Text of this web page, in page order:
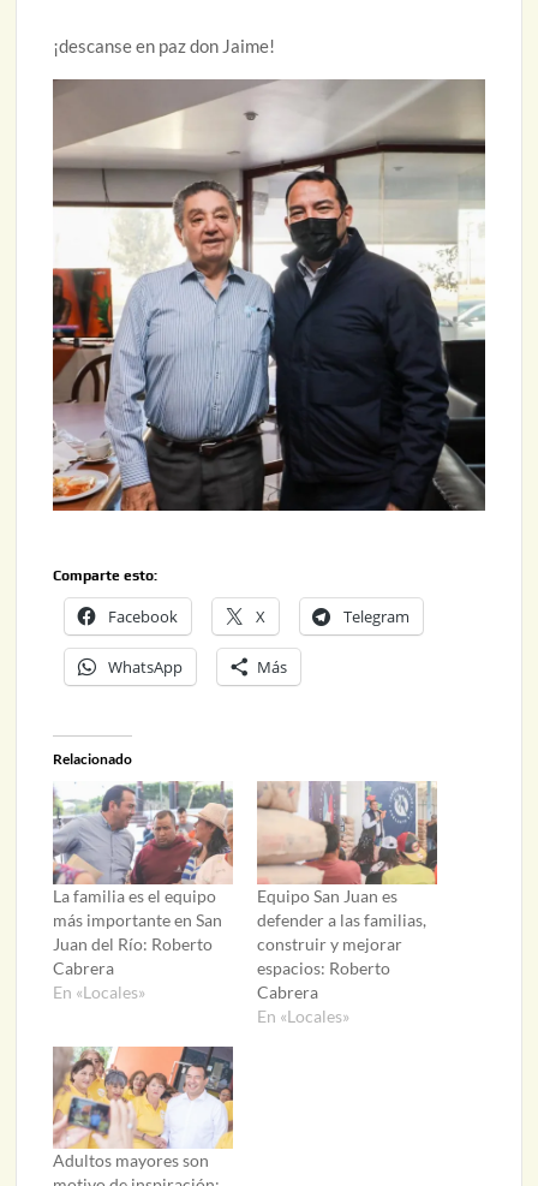
¡descanse en paz don Jaime!
Comparte esto:
Facebook X Telegram
WhatsApp Más
Relacionado
La familia es el equipo
más importante en San
Juan del Río: Roberto
Cabrera
En «Locales»
Equipo San Juan es
defender a las familias,
construir y mejorar
espacios: Roberto
Cabrera
En «Locales»
Adultos mayores son